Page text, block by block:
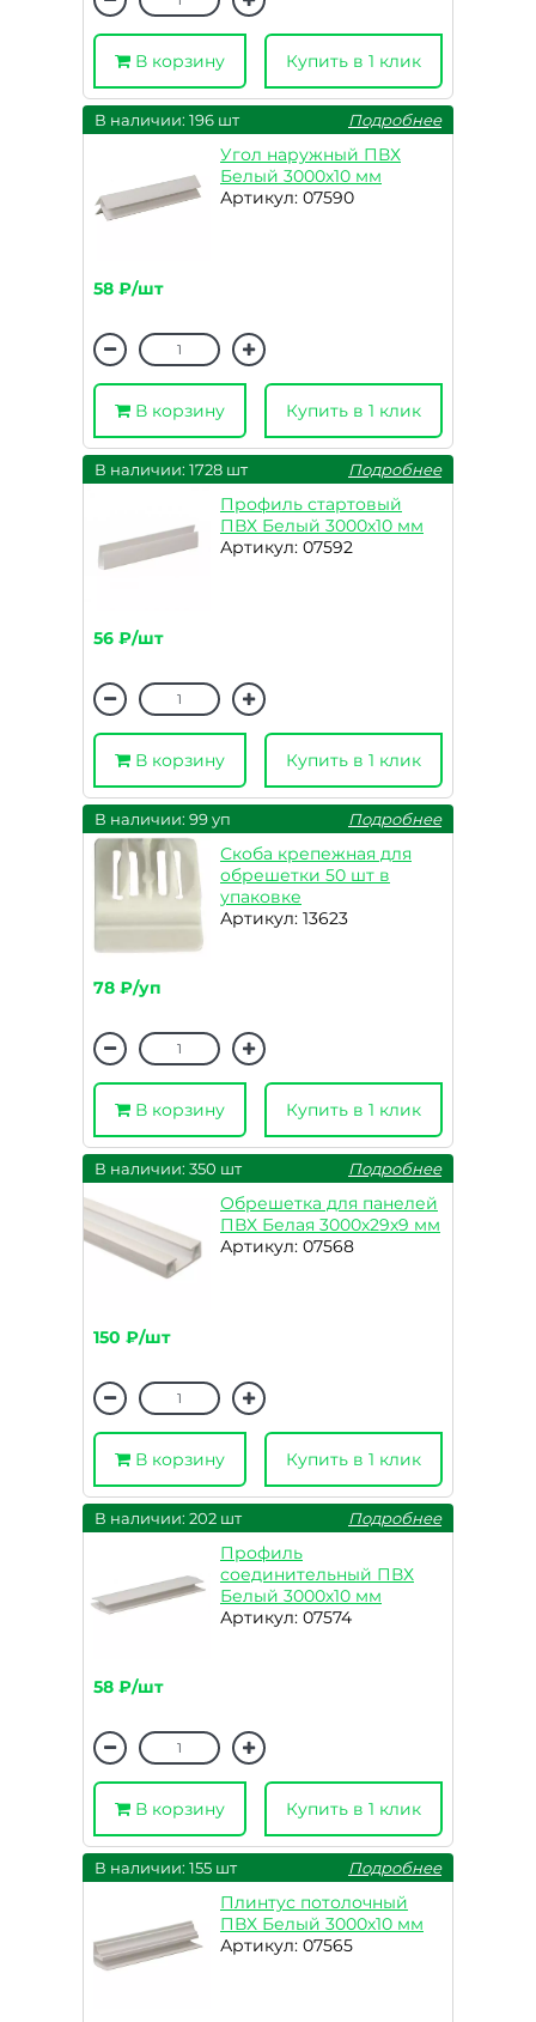
В корзину Купить в 1 клик
В наличии: 196 шт Подробнее
Угол наружный ПВХ
Белый 3000х10 мм
Артикул: 07590
58 ₽/шт
В корзину Купить в 1 клик
В наличии: 1728 шт Подробнее
Профиль стартовый
ПВХ Белый 3000х10 мм
Артикул: 07592
56 ₽/шт
В корзину Купить в 1 клик
В наличии: 99 уп Подробнее
Скоба крепежная для
обрешетки 50 шт в
упаковке
Артикул: 13623
78 ₽/уп
В корзину Купить в 1 клик
В наличии: 350 шт Подробнее
Обрешетка для панелей
ПВХ Белая 3000х29х9 мм
Артикул: 07568
150 ₽/шт
В корзину Купить в 1 клик
В наличии: 202 шт Подробнее
Профиль
соединительный ПВХ
Белый 3000х10 мм
Артикул: 07574
58 ₽/шт
В корзину Купить в 1 клик
В наличии: 155 шт Подробнее
Плинтус потолочный
ПВХ Белый 3000х10 мм
Артикул: 07565